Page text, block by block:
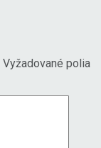
Vyžadované polia